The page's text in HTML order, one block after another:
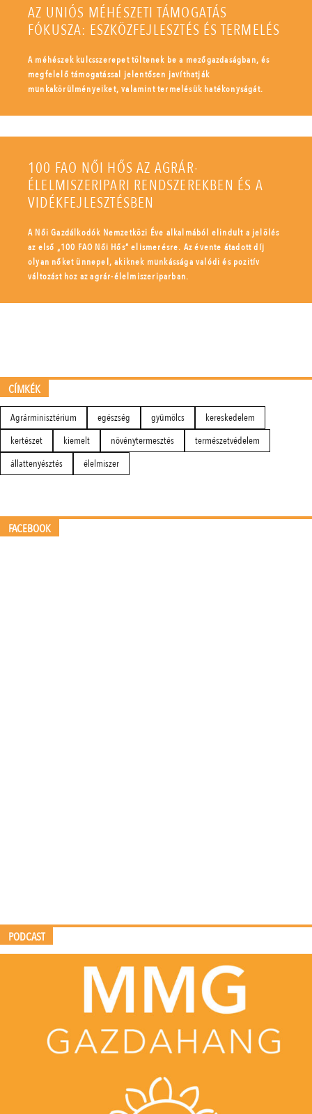
AZ UNIÓS MÉHÉSZETI TÁMOGATÁS
FÓKUSZA: ESZKÖZFEJLESZTÉS ÉS TERMELÉS
A méhészek kulcsszerepet töltenek be a mezőgazdaságban, és
megfelelő támogatással jelentősen javíthatják
munkakörülményeiket, valamint termelésük hatékonyságát.
100 FAO NŐI HŐS AZ AGRÁR-
ÉLELMISZERIPARI RENDSZEREKBEN ÉS A
VIDÉKFEJLESZTÉSBEN
A Női Gazdálkodók Nemzetközi Éve alkalmából elindult a jelölés
az első „100 FAO Női Hős” elismerésre. Az évente átadott díj
olyan nőket ünnepel, akiknek munkássága valódi és pozitív
változást hoz az agrár-élelmiszeriparban.
CÍMKÉK
Agrárminisztérium egészség gyümölcs
kereskedelem
kertészet
kiemelt növénytermesztés
természetvédelem
állattenyésztés
élelmiszer
FACEBOOK
PODCAST